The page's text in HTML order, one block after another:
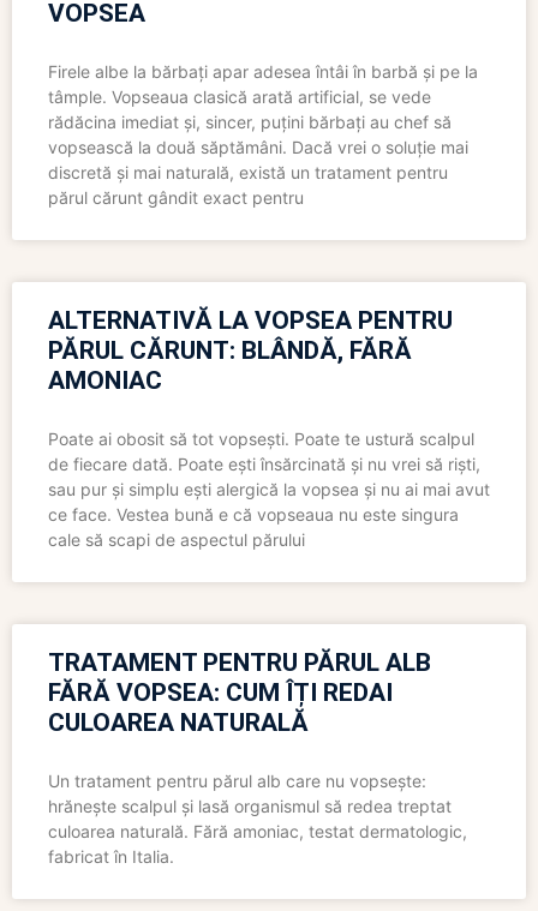
VOPSEA
Firele albe la bărbați apar adesea întâi în barbă și pe la
tâmple. Vopseaua clasică arată artificial, se vede
rădăcina imediat și, sincer, puțini bărbați au chef să
vopsească la două săptămâni. Dacă vrei o soluție mai
discretă și mai naturală, există un tratament pentru
părul cărunt gândit exact pentru
ALTERNATIVĂ LA VOPSEA PENTRU
PĂRUL CĂRUNT: BLÂNDĂ, FĂRĂ
AMONIAC
Poate ai obosit să tot vopsești. Poate te ustură scalpul
de fiecare dată. Poate ești însărcinată și nu vrei să riști,
sau pur și simplu ești alergică la vopsea și nu ai mai avut
ce face. Vestea bună e că vopseaua nu este singura
cale să scapi de aspectul părului
TRATAMENT PENTRU PĂRUL ALB
FĂRĂ VOPSEA: CUM ÎȚI REDAI
CULOAREA NATURALĂ
Un tratament pentru părul alb care nu vopsește:
hrănește scalpul și lasă organismul să redea treptat
culoarea naturală. Fără amoniac, testat dermatologic,
fabricat în Italia.